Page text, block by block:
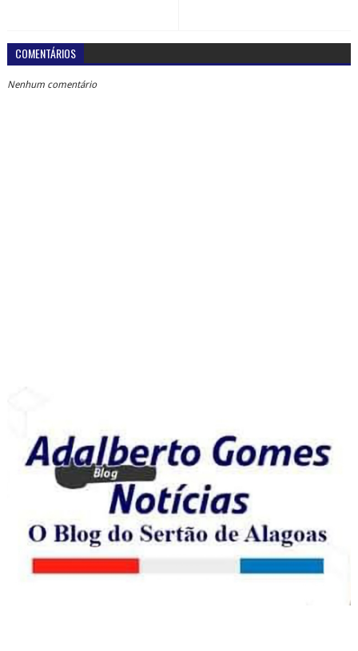
COMENTÁRIOS
Nenhum comentário